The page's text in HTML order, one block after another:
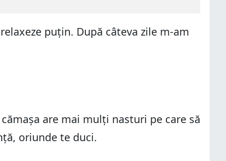
puțin. După câteva zile m-am
are mai mulți nasturi pe care să
oriunde te duci.